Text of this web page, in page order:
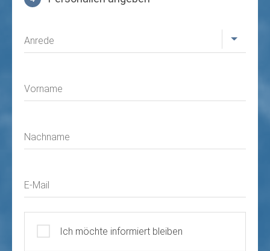
Anrede
Vorname
Nachname
E-Mail
Ich möchte informiert bleiben